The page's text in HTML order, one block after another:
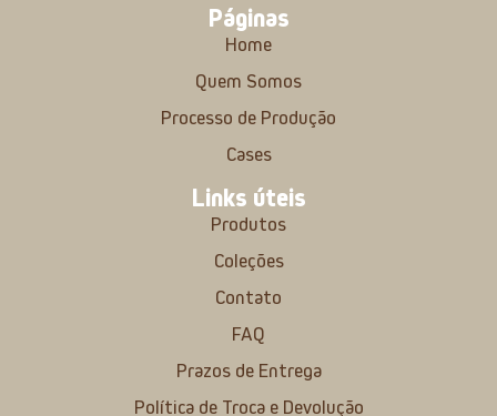
Páginas
Home
Quem Somos
Processo de Produção
Cases
Links úteis
Produtos
Coleções
Contato
FAQ
Prazos de Entrega
Política de Troca e Devolução